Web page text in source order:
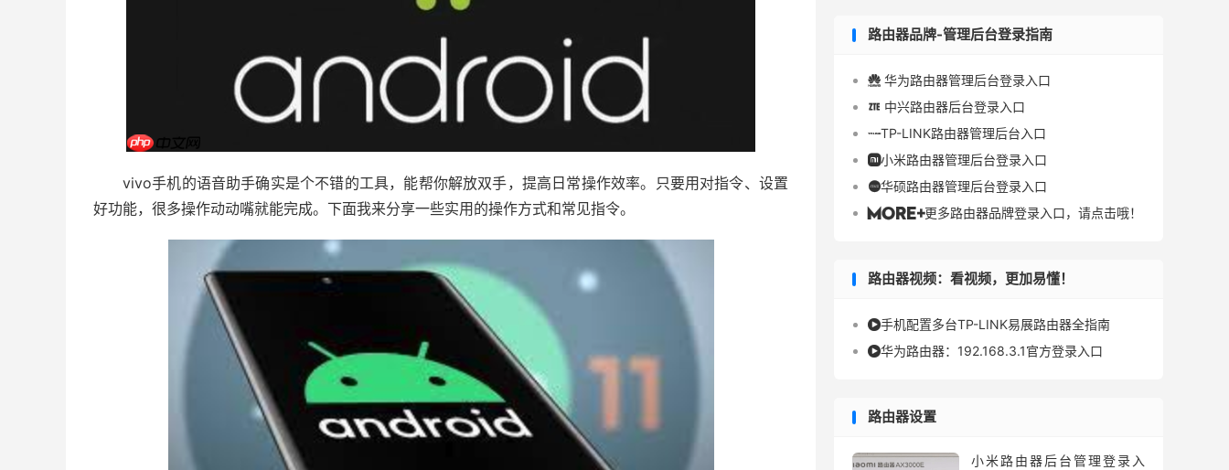
vivo手机的语音助手确实是个不错的工具，能帮你解放双手，提高日常操作效率。只要用对指令、设置
好功能，很多操作动动嘴就能完成。下面我来分享一些实用的操作方式和常见指令。
路由器品牌-管理后台登录指南
 华为路由器管理后台登录入口
 中兴路由器后台登录入口
TP-LINK路由器管理后台入口
小米路由器管理后台登录入口
华硕路由器管理后台登录入口
更多路由器品牌登录入口，请点击哦！
路由器视频：看视频，更加易懂！
手机配置多台TP-LINK易展路由器全指南
华为路由器：192.168.3.1官方登录入口
路由器设置
小米路由器后台管理登录入